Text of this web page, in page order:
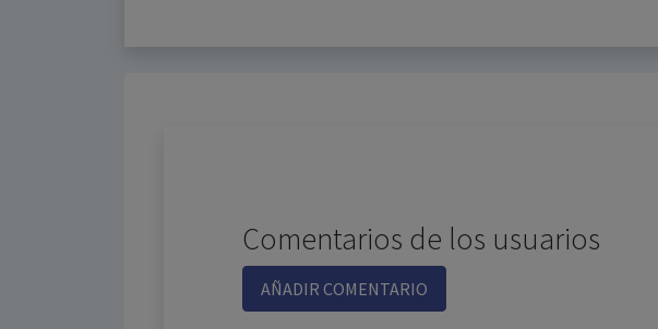
Comentarios de los usuarios
AÑADIR COMENTARIO